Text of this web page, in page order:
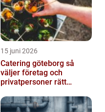
15 juni 2026
Catering göteborg så
väljer företag och
privatpersoner rätt